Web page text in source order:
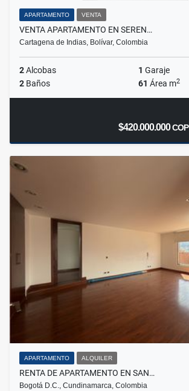
APARTAMENTO VENTA
VENTA APARTAMENTO EN SEREN…
Cartagena de Indias, Bolívar, Colombia
2Alcobas 1 Garaje
2 Baños 61 Área m2
$420.000.000COP
APARTAMENTO ALQUILER
RENTA DE APARTAMENTO EN SAN…
Bogotá D.C., Cundinamarca, Colombia